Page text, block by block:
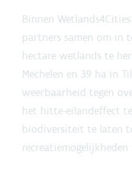
Binnen
partners samen om in
hectare wetlands te
Mechelen en 39 ha in
weerbaarheid tegen
het hitte-eilandeffect
biodiversiteit te laten
recreatiemogelijkheden